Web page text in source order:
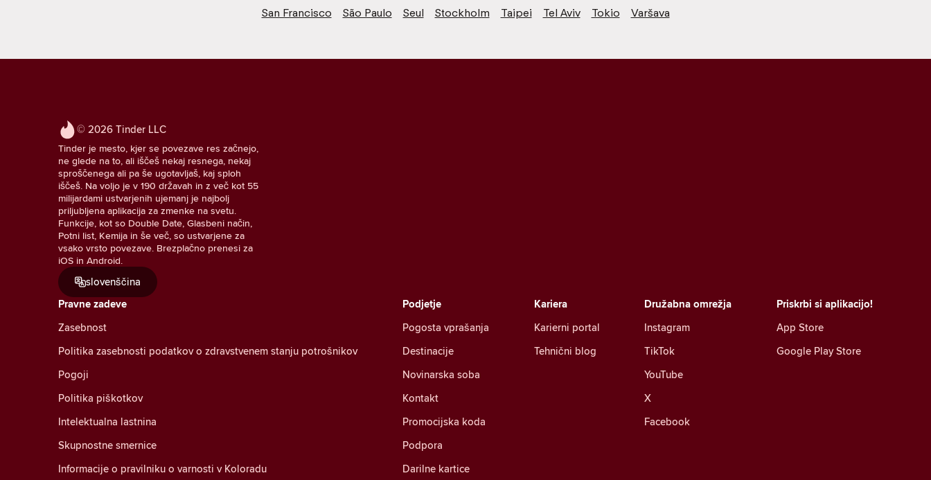
San Francisco
São Paulo Seul Stockholm Taipei Tel Aviv Tokio Varšava
© 2026 Tinder LLC
Tinder je mesto, kjer se povezave res začnejo,
ne glede na to, ali iščeš nekaj resnega, nekaj
sproščenega ali pa še ugotavljaš, kaj sploh
iščeš. Na voljo je v 190 državah in z več kot 55
milijardami ustvarjenih ujemanj je najbolj
priljubljena aplikacija za zmenke na svetu.
Funkcije, kot so Double Date, Glasbeni način,
Potni list, Kemija in še več, so ustvarjene za
vsako vrsto povezave. Brezplačno prenesi za
iOS in Android.
slovenščina
Družabna omrežja
Instagram
TikTok
YouTube
X
Facebook
Pravne zadeve
Zasebnost
Politika zasebnosti podatkov o zdravstvenem stanju potrošnikov
Pogoji
Politika piškotkov
Intelektualna lastnina
Skupnostne smernice
Informacije o pravilniku o varnosti v Koloradu
Kariera
Karierni portal
Tehnični blog
Podjetje
Pogosta vprašanja
Destinacije
Novinarska soba
Kontakt
Promocijska koda
Podpora
Darilne kartice
Priskrbi si aplikacijo!
App Store
Google Play Store